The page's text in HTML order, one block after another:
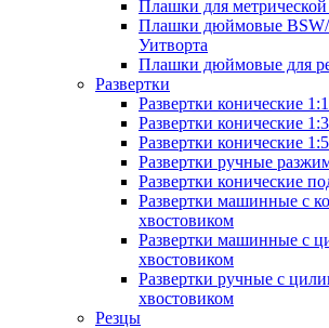
Плашки для
Плашки дюймовые BSW/
Уитворта
Плашки дюймовые для
Развертки
Развертки конические
Развертки конические
Развертки конические
Развертки ручные
Развертки конические
Развертки машинные с
хвостовиком
Развертки машинные с
хвостовиком
Развертки ручные с
хвостовиком
Резцы